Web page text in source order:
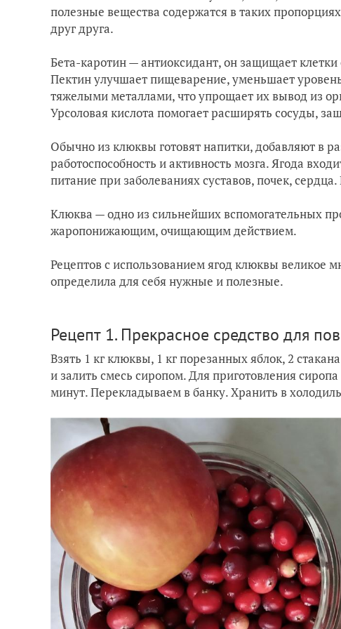
полезные вещества содержатся в таких
друг друга.
Бета-каротин — антиоксидант, он защищает
Пектин улучшает пищеварение, уменьшает
тяжелыми металлами, что упрощает их вывод из
Урсоловая кислота помогает расширять сосуды,
Обычно из клюквы готовят напитки, добавляют в
работоспособность и активность мозга. Ягода
питание при заболеваниях суставов, почек,
Клюква —одно из сильнейших вспомогательных
жаропонижающим, очищающим действием.
Рецептов с использованием ягод клюквы великое
определила для себя нужные и полезные.
Рецепт 1. Прекрасное средство для
Взять 1 кг клюквы, 1 кг порезанных яблок, 2
и залить смесь сиропом. Для приготовления
минут. Перекладываем в банку. Хранить в